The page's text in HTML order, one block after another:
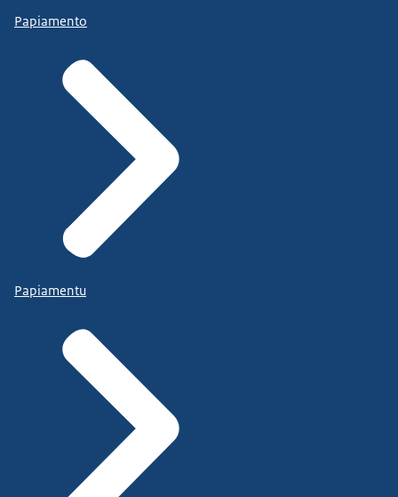
Papiamento
Papiamentu